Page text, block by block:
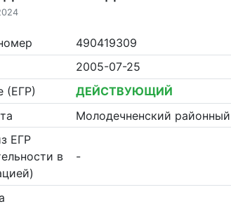
490419309
2005-07-25
(ЕГР)
ДЕЙСТВУЮЩИЙ
Молодечненский
ЕГР
в
-